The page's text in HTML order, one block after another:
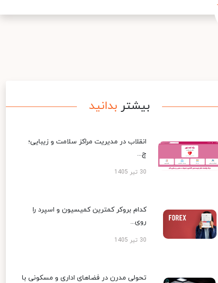
بیشتر بدانید
انقلاب در مدیریت مراکز سلامت و زیبایی؛
کدام بروکر کمترین کمیسیون و اسپرد را
روی...
30 تیر 1405
تحولی مدرن در فضاهای اداری و مسکونی با